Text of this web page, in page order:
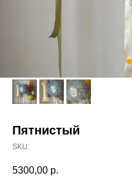
Пятнистый
SKU:
5300,00 р.